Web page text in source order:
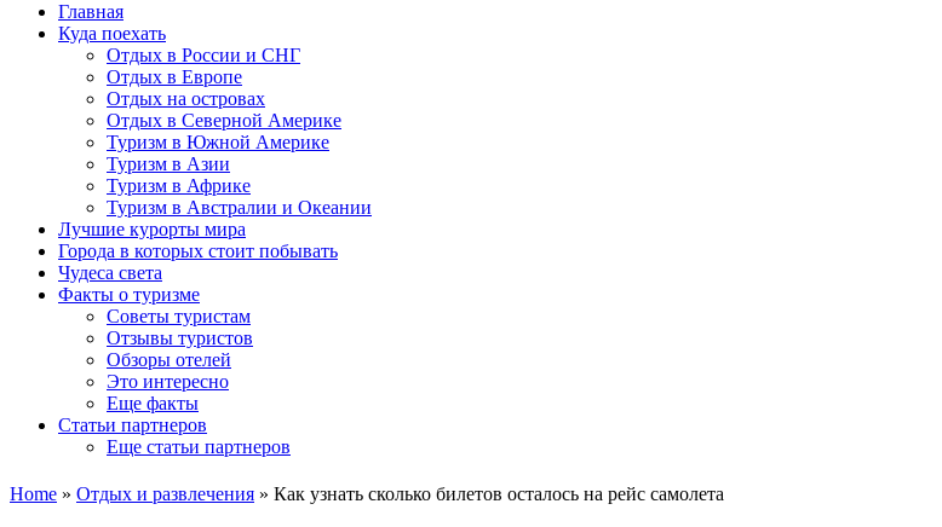
Главная
Куда поехать
Отдых в России и СНГ
Отдых в Европе
Отдых на островах
Отдых в Северной Америке
Туризм в Южной Америке
Туризм в Азии
Туризм в Африке
Туризм в Австралии и Океании
Лучшие курорты мира
Города в которых стоит побывать
Чудеса света
Факты о туризме
Советы туристам
Отзывы туристов
Обзоры отелей
Это интересно
Еще факты
Статьи партнеров
Еще статьи партнеров
Home » Отдых и развлечения » Как узнать сколько билетов осталось на рейс самолета